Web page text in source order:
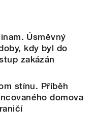
Úsměvný
kdy byl do
zakázán
stínu. Příběh
domova